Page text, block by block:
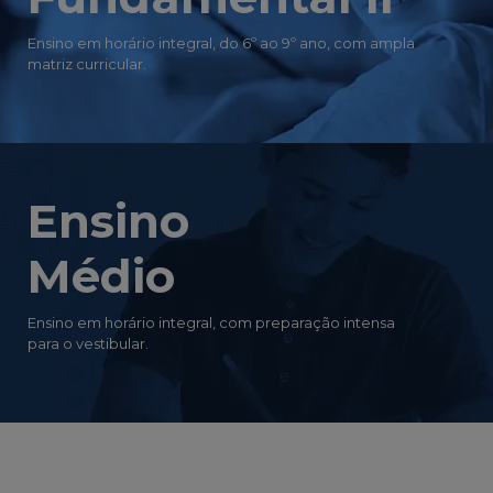
Ensino em horário integral, do 6º ao 9º ano, com ampla
matriz curricular.
Ensino
Médio
Ensino em horário integral, com preparação intensa
para o vestibular.